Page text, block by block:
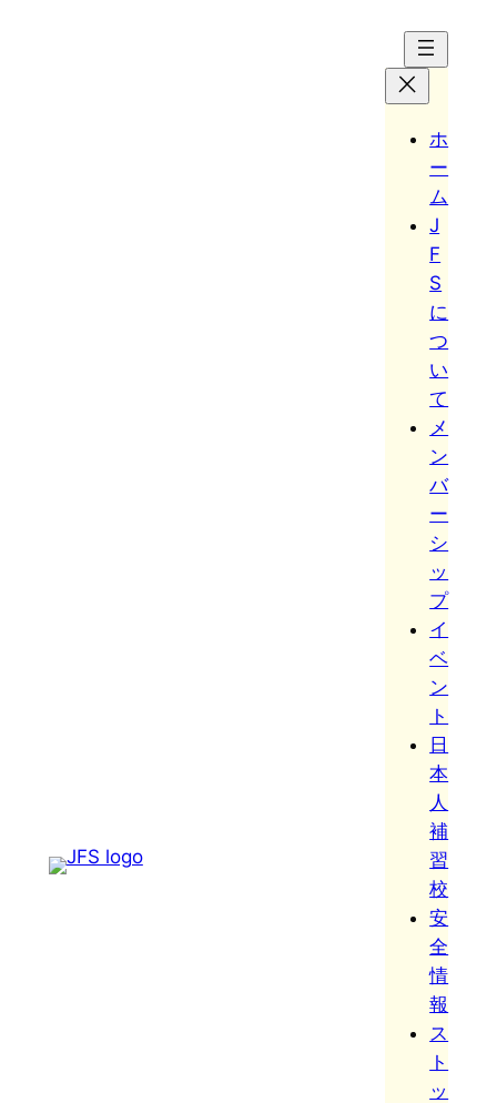
ホ
ー
ム
J
F
S
に
つ
い
て
メ
ン
バ
ー
シ
ッ
プ
イ
ベ
ン
ト
日
本
人
補
習
校
安
全
情
報
ス
ト
ッ